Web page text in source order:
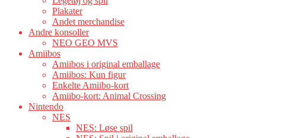
Plakater
Andet merchandise
Andre konsoller
NEO GEO MVS
Amiibos
Amiibos i original emballage
Amiibos: Kun figur
Enkelte Amiibo-kort
Amiibo-kort: Animal Crossing
Nintendo
NES
NES: Løse spil